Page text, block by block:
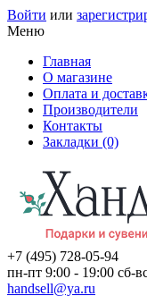
Войти или
Меню
Главная
О магазине
Оплата и
Производители
Контакты
Закладки (0)
+7 (495) 728-05-94
пн-пт 9:00 - 19:00 сб-
handsell@ya.ru